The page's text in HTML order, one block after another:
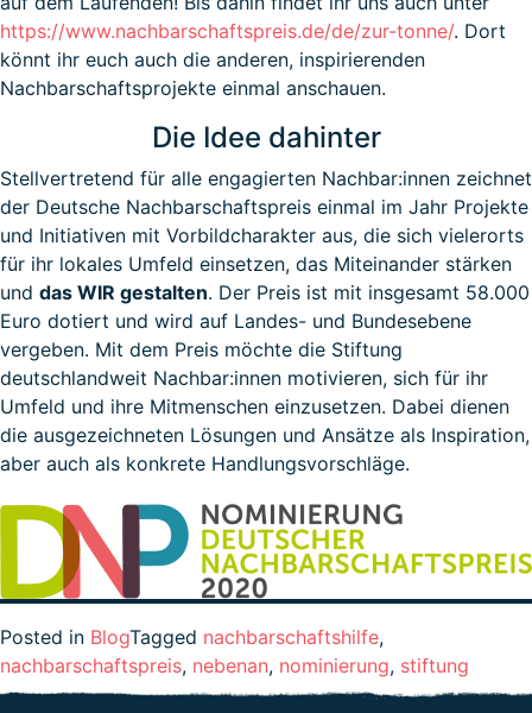
https://www.nachbarschaftspreis.de/de/zur-tonne/. Dort
könnt ihr euch auch die anderen, inspirierenden
Nachbarschaftsprojekte einmal anschauen.
Die Idee dahinter
Stellvertretend für alle engagierten Nachbar:innen zeichnet
der Deutsche Nachbarschaftspreis einmal im Jahr Projekte
und Initiativen mit Vorbildcharakter aus, die sich vielerorts
für ihr lokales Umfeld einsetzen, das Miteinander stärken
und das WIR gestalten. Der Preis ist mit insgesamt 58.000
Euro dotiert und wird auf Landes- und Bundesebene
vergeben. Mit dem Preis möchte die Stiftung
deutschlandweit Nachbar:innen motivieren, sich für ihr
Umfeld und ihre Mitmenschen einzusetzen. Dabei dienen
die ausgezeichneten Lösungen und Ansätze als Inspiration,
aber auch als konkrete Handlungsvorschläge.
Posted in BlogTagged nachbarschaftshilfe,
nachbarschaftspreis, nebenan, nominierung, stiftung